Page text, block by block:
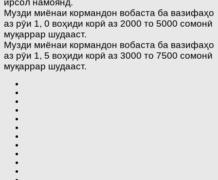
ирсол намоянд.
Музди миёнаи кормандон вобаста ба вазифаҳо
аз рӯи 1, 0 воҳиди корӣ аз 2000 то 5000 сомонӣ
муқаррар шудааст.
Музди миёнаи кормандон вобаста ба вазифаҳо
аз рӯи 1, 5 воҳиди корӣ аз 3000 то 7500 сомонӣ
муқаррар шудааст.